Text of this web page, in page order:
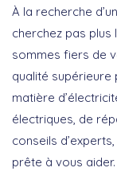
À la recherche
cherchez pas plus
sommes fiers de
qualité
matière
électriques, de
conseils
prête à vous aider.